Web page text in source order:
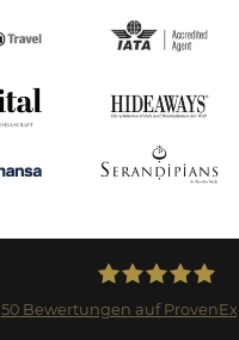
50Bewertungen auf